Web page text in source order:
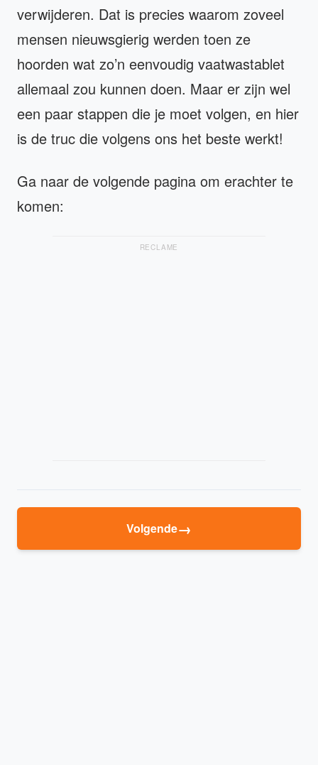
verwijderen. Dat is precies waarom zoveel
mensen nieuwsgierig werden toen ze
hoorden wat zo’n eenvoudig vaatwastablet
allemaal zou kunnen doen. Maar er zijn wel
een paar stappen die je moet volgen, en hier
is de truc die volgens ons het beste werkt!
Ga naar de volgende pagina om erachter te
komen:
RECLAME
Volgende→